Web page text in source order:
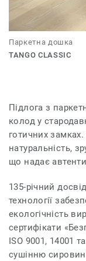
Паркетна дошка
TANGO CLASSIC
Підлога з
колод у
готичних
натуральність,
що надає
135-річний
технології
екологічність
сертифікати
ISO 9001, 14001
сушінню